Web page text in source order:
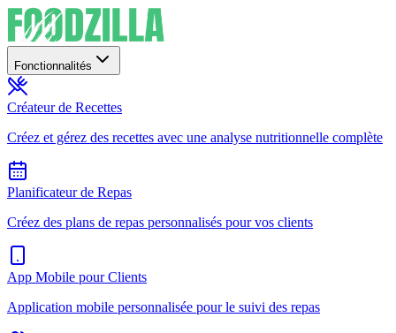
Fonctionnalités
Créateur de Recettes
Créez et gérez des recettes avec une analyse nutritionnelle complète
Planificateur de Repas
Créez des plans de repas personnalisés pour vos clients
App Mobile pour Clients
Application mobile personnalisée pour le suivi des repas